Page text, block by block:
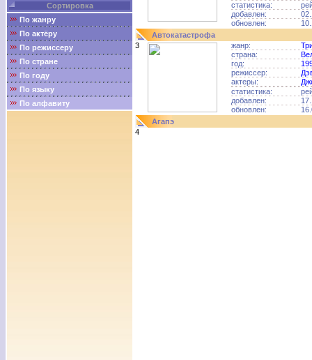
Сортировка
По жанру
По актёру
По режиссеру
По стране
По году
По языку
По алфавиту
статистика:
добавлен:
обновлен:
Автокатастрофа
3
жанр:
страна:
год:
режиссер:
актеры:
статистика:
добавлен:
обновлен:
Агапэ
4